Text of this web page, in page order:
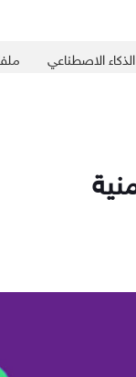
الذكاء الاصطناعي